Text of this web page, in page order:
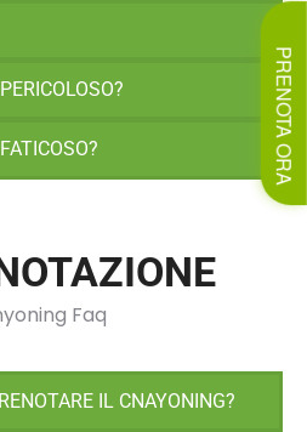
Faq
IL CNAYONING?
PRENOTA ORA